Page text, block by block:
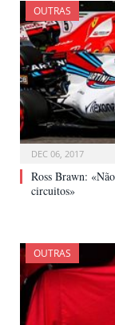
OUTRAS
DEC 06, 2017
Ross Brawn:
circuitos»
OUTRAS